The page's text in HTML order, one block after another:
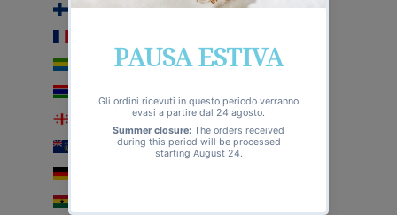
Finlandia (EUR €)
Gabon (EUR €)
Georgia (EUR €)
Georgia del Sud e Sandwich australi (EUR €)